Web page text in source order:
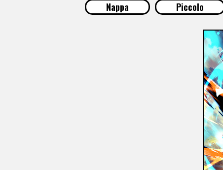
Nappa Piccolo